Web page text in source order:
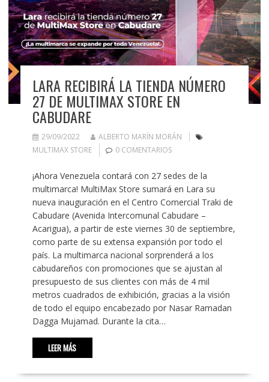
LARA RECIBIRÁ LA TIENDA NÚMERO
27 DE MULTIMAX STORE EN
CABUDARE
29/09/2022
ALBERTO MARÍN MORÁN
MULTIMAX STORE
0 COMENTARIOS
¡Ahora Venezuela contará con 27 sedes de la
multimarca! MultiMax Store sumará en Lara su
nueva inauguración en el Centro Comercial Traki de
Cabudare (Avenida Intercomunal Cabudare –
Acarigua), a partir de este viernes 30 de septiembre,
como parte de su extensa expansión por todo el
país. La multimarca nacional sorprenderá a los
cabudareños con promociones que se ajustan al
presupuesto de sus clientes con más de 4 mil
metros cuadrados de exhibición, gracias a la visión
de todo el equipo encabezado por Nasar Ramadan
Dagga Mujamad. Durante la cita…
LEER MÁS